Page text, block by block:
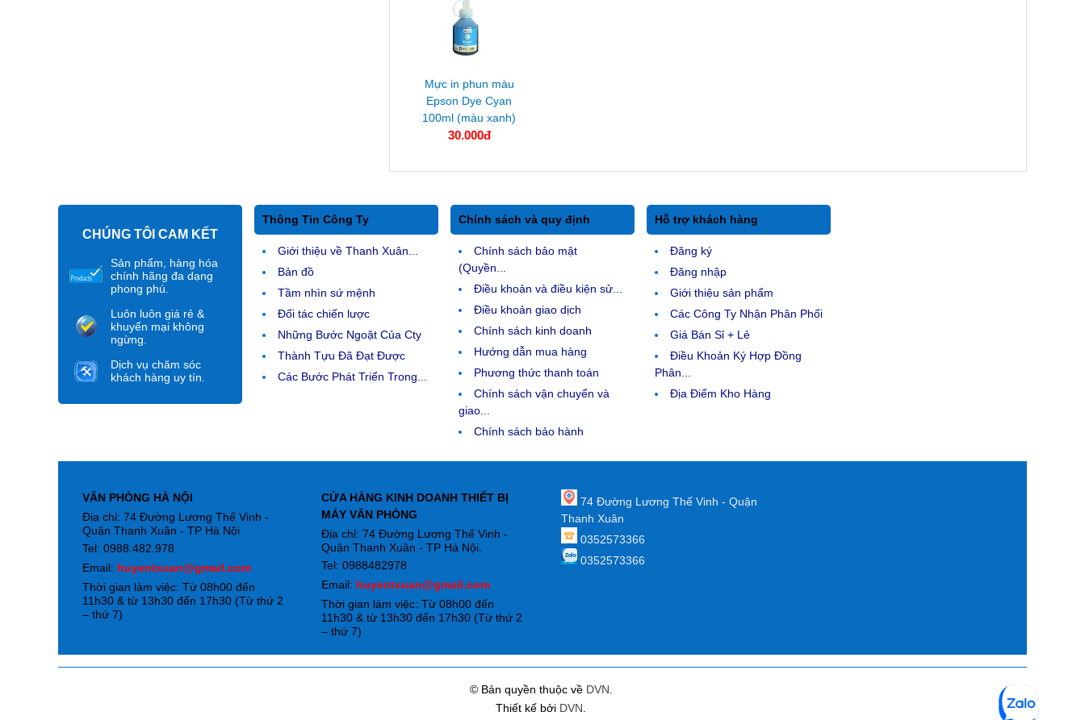
Mực in phun màu
Epson Dye Cyan
100ml (màu xanh)
30.000đ
CHÚNG TÔI CAM KẾT
Sản phẩm, hàng hóa
chính hãng đa dạng
phong phú.
Luôn luôn giá rẻ &
khuyến mại không
ngừng.
Dịch vụ chăm sóc
khách hàng uy tín.
Thông Tin Công Ty
Giới thiệu về Thanh Xuân...
Bản đồ
Tầm nhìn sứ mệnh
Đối tác chiến lược
Những Bước Ngoặt Của Cty
Thành Tựu Đã Đạt Được
Các Bước Phát Triển Trong...
Chính sách và quy định
Chính sách bảo mật
(Quyền...
Điều khoản và điều kiện sử...
Điều khoản giao dịch
Chính sách kinh doanh
Hướng dẫn mua hàng
Phương thức thanh toán
Chính sách vận chuyển và
giao...
Chính sách bảo hành
Hỗ trợ khách hàng
Đăng ký
Đăng nhập
Giới thiệu sản phẩm
Các Công Ty Nhận Phân Phối
Giá Bán Sỉ + Lẻ
Điều Khoản Ký Hợp Đồng
Phân...
Địa Điểm Kho Hàng
VĂN PHÒNG HÀ NỘI
Địa chỉ: 74 Đường Lương Thế Vinh -
Quận Thanh Xuân - TP Hà Nội
Tel: 0988.482.978
Email: huyentxuan@gmail.com
Thời gian làm việc: Từ 08h00 đến
11h30 & từ 13h30 đến 17h30 (Từ thứ 2
– thứ 7)
CỬA HÀNG KINH DOANH THIẾT BỊ
MÁY VĂN PHÒNG
Địa chỉ: 74 Đường Lương Thế Vinh -
Quận Thanh Xuân - TP Hà Nội.
Tel: 0988482978
Email: huyentxuan@gmail.com
Thời gian làm việc: Từ 08h00 đến
11h30 & từ 13h30 đến 17h30 (Từ thứ 2
– thứ 7)
74 Đường Lương Thế Vinh - Quận
Thanh Xuân
0352573366
0352573366
© Bản quyền thuộc về DVN
Thiết kế bởi DVN